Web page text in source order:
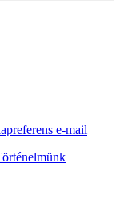
e-mail